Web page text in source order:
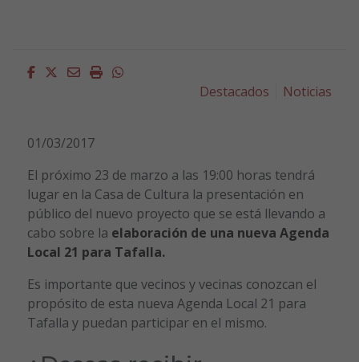
Facebook
Twitter
EmailImprimirWhatsapp
Destacados
Noticias
01/03/2017
El próximo 23 de marzo a las 19:00 horas tendrá
lugar en la Casa de Cultura la presentación en
público del nuevo proyecto que se está llevando a
cabo sobre la elaboración de una nueva Agenda
Local 21 para Tafalla.
Es importante que vecinos y vecinas conozcan el
propósito de esta nueva Agenda Local 21 para
Tafalla y puedan participar en el mismo.